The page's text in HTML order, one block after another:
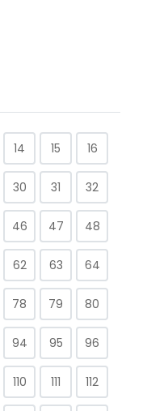
14 15 16
30 31 32
46 47 48
62 63 64
78 79 80
94 95 96
110 111 112